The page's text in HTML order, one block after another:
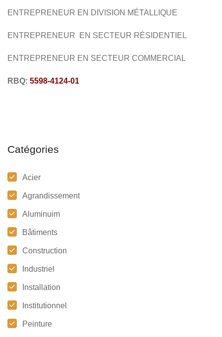
ENTREPRENEUR EN DIVISION MÉTALLIQUE
ENTREPRENEUR EN SECTEUR RÉSIDENTIEL
ENTREPRENEUR EN SECTEUR COMMERCIAL
RBQ: 5598-4124-01
Catégories
Acier
Agrandissement
Aluminuim
Bâtiments
Construction
Industriel
Installation
Institutionnel
Peinture